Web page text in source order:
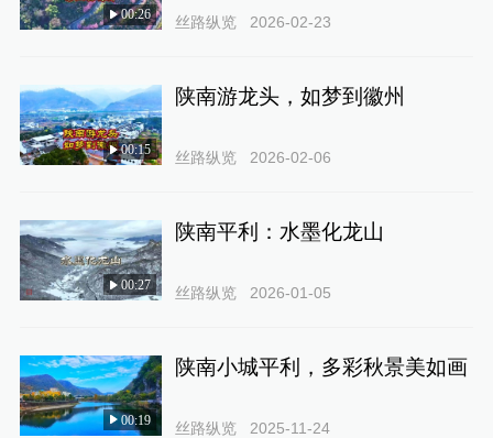
00:26 丝路纵览 2026-02-23
00:15
陕南游龙头，如梦到徽州
丝路纵览 2026-02-06
00:27
陕南平利：水墨化龙山
丝路纵览 2026-01-05
00:19
陕南小城平利，多彩秋景美如画
丝路纵览 2025-11-24